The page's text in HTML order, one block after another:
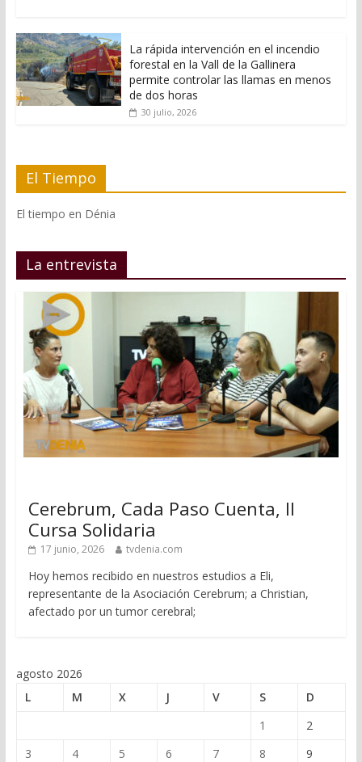
La rápida intervención en el incendio
forestal en la Vall de la Gallinera
permite controlar las llamas en menos
de dos horas
30 julio, 2026
El Tiempo
El tiempo en Dénia
La entrevista
Cerebrum, Cada Paso Cuenta, II
Cursa Solidaria
17 junio, 2026 tvdenia.com
Hoy hemos recibido en nuestros estudios a Eli,
representante de la Asociación Cerebrum; a Christian,
afectado por un tumor cerebral;
agosto 2026
L
M X J V S
D
1
2
3
4 5 6 7 8
9